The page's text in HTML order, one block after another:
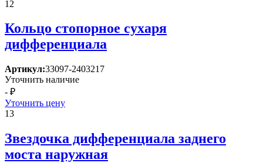
12
Кольцо стопорное сухаря
дифференциала
Артикул:33097-2403217
Уточнить наличие
- ₽
Уточнить цену
13
Звездочка дифференциала заднего
моста наружная